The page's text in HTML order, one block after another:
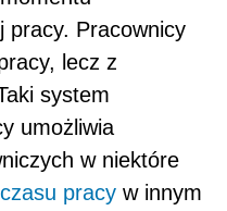
pracy. Pracownicy
lecz z
system
umożliwia
w niektóre
czasu pracy w innym